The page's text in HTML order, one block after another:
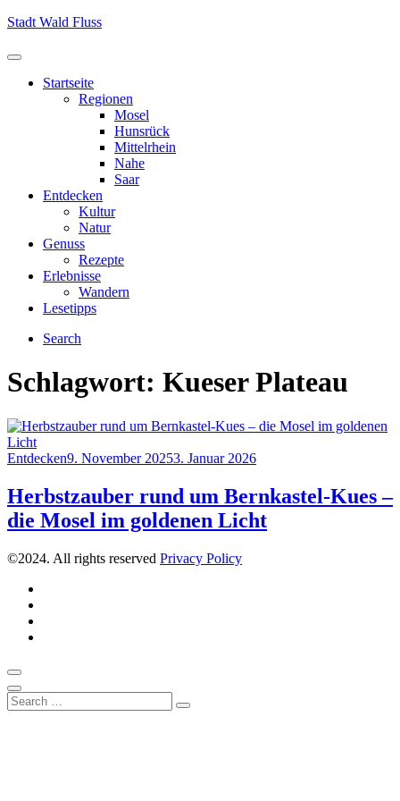
Skip
content
Stadt Wald Fluss
Menu
Startseite
Regionen
Mosel
Hunsrück
Mittelrhein
Nahe
Saar
Entdecken
Kultur
Natur
Genuss
Rezepte
Erlebnisse
Wandern
Lesetipps
Search
Schlagwort: Kueser Plateau
Category
EntdeckenPosted
9. November 20253. Januar 2026
Herbstzauber rund um Bernkastel-Kues –
die Mosel im goldenen Licht
©2024. All rights reserved Privacy Policy
Scroll
to
top
Close
Search
for:
Search